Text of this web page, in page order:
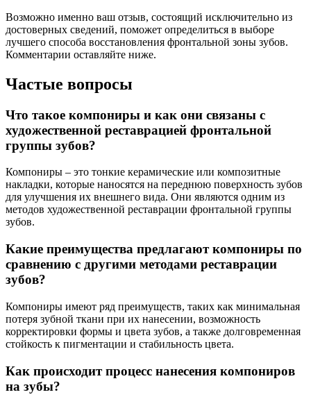
Возможно именно ваш отзыв, состоящий исключительно из
достоверных сведений, поможет определиться в выборе
лучшего способа восстановления фронтальной зоны зубов.
Комментарии оставляйте ниже.
Частые вопросы
Что такое компониры и как они связаны с
художественной реставрацией фронтальной
группы зубов?
Компониры – это тонкие керамические или композитные
накладки, которые наносятся на переднюю поверхность зубов
для улучшения их внешнего вида. Они являются одним из
методов художественной реставрации фронтальной группы
зубов.
Какие преимущества предлагают компониры по
сравнению с другими методами реставрации
зубов?
Компониры имеют ряд преимуществ, таких как минимальная
потеря зубной ткани при их нанесении, возможность
корректировки формы и цвета зубов, а также долговременная
стойкость к пигментации и стабильность цвета.
Как происходит процесс нанесения компониров
на зубы?